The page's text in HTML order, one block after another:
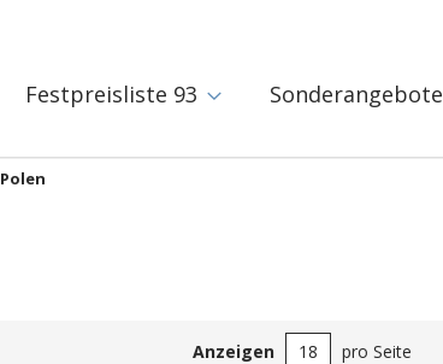
Festpreisliste 93 Sonderangebote
Polen
Anzeigen pro Seite